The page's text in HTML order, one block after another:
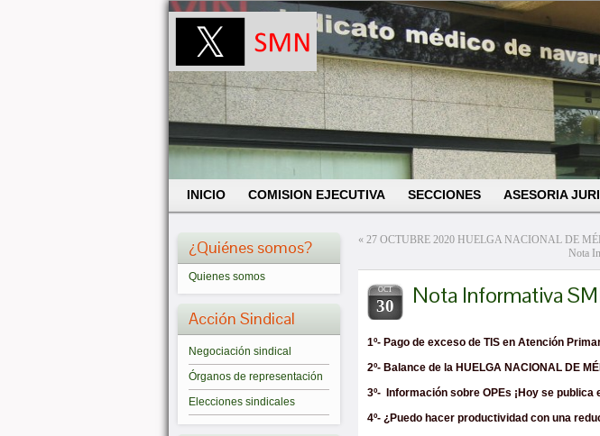
INICIO COMISION EJECUTIVA SECCIONES ASESORIA
¿Quiénes somos?
Quienes somos
Acción Sindical
Negociación sindical
Órganos de representación
Elecciones sindicales
« 27 OCTUBRE 2020 HUELGA NACIONAL DE
Nota
OCT
30 Nota Informativa
1º- Pago de exceso de TIS en Atención
2º- Balance de la HUELGA NACIONAL DE
3º- Información sobre OPEs ¡Hoy se publica
4º- ¿Puedo hacer productividad con una